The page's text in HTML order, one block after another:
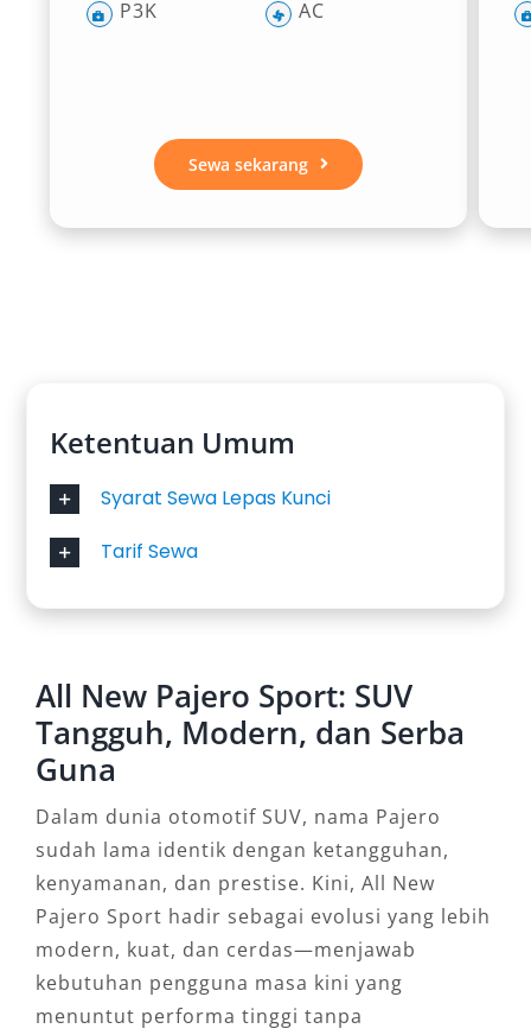
Setiap tipe mobil Pajero Madiun yang kami
hingga efisiensi. Dengan memahami
karakteristik masing-masing varian seperti
Segera sewa mobil Pajero pilihan Anda hari ini
performanya di berbagai kondisi perjalanan!
P3K
AC
Sewa sekarang
Ketentuan Umum
Syarat Sewa Lepas Kunci
Tarif Sewa
All New Pajero Sport: SUV
Tangguh, Modern, dan Serba
Guna
Dalam dunia otomotif SUV, nama Pajero
sudah lama identik dengan ketangguhan,
kenyamanan, dan prestise. Kini, All New
Pajero Sport hadir sebagai evolusi yang lebih
modern, kuat, dan cerdas—menjawab
kebutuhan pengguna masa kini yang
menuntut performa tinggi tanpa